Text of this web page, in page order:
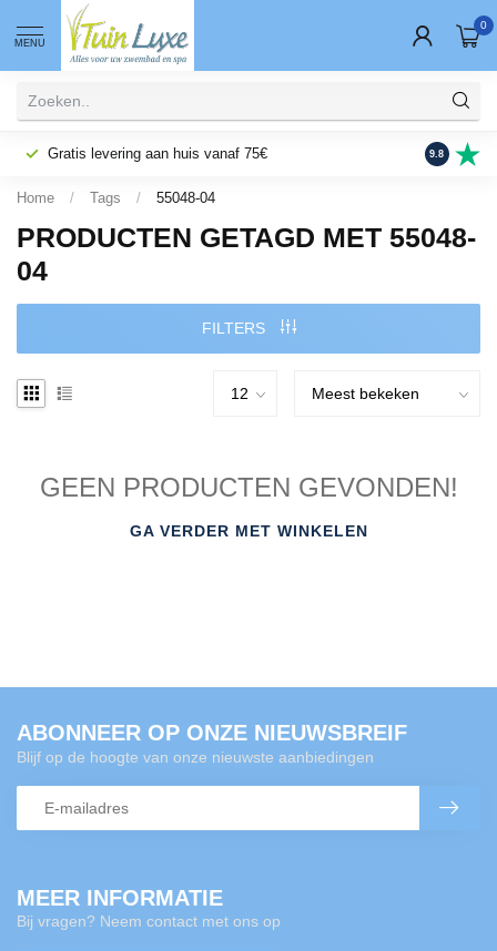
MENU
0
Gratis levering aan huis vanaf 75€ Fysieke
9.8
Home / Tags / 55048-04
PRODUCTEN GETAGD MET 55048-
04
FILTERS
GEEN PRODUCTEN GEVONDEN!
GA VERDER MET WINKELEN
MEER INFORMATIE
Bij vragen? Neem contact met ons op
ABONNEER OP ONZE NIEUWSBREIF
Blijf op de hoogte van onze nieuwste aanbiedingen